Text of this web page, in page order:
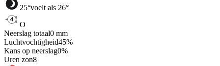
25°voelt als 26°
O
Neerslag totaal0 mm
Luchtvochtigheid45%
Kans op neerslag0%
Uren zon8